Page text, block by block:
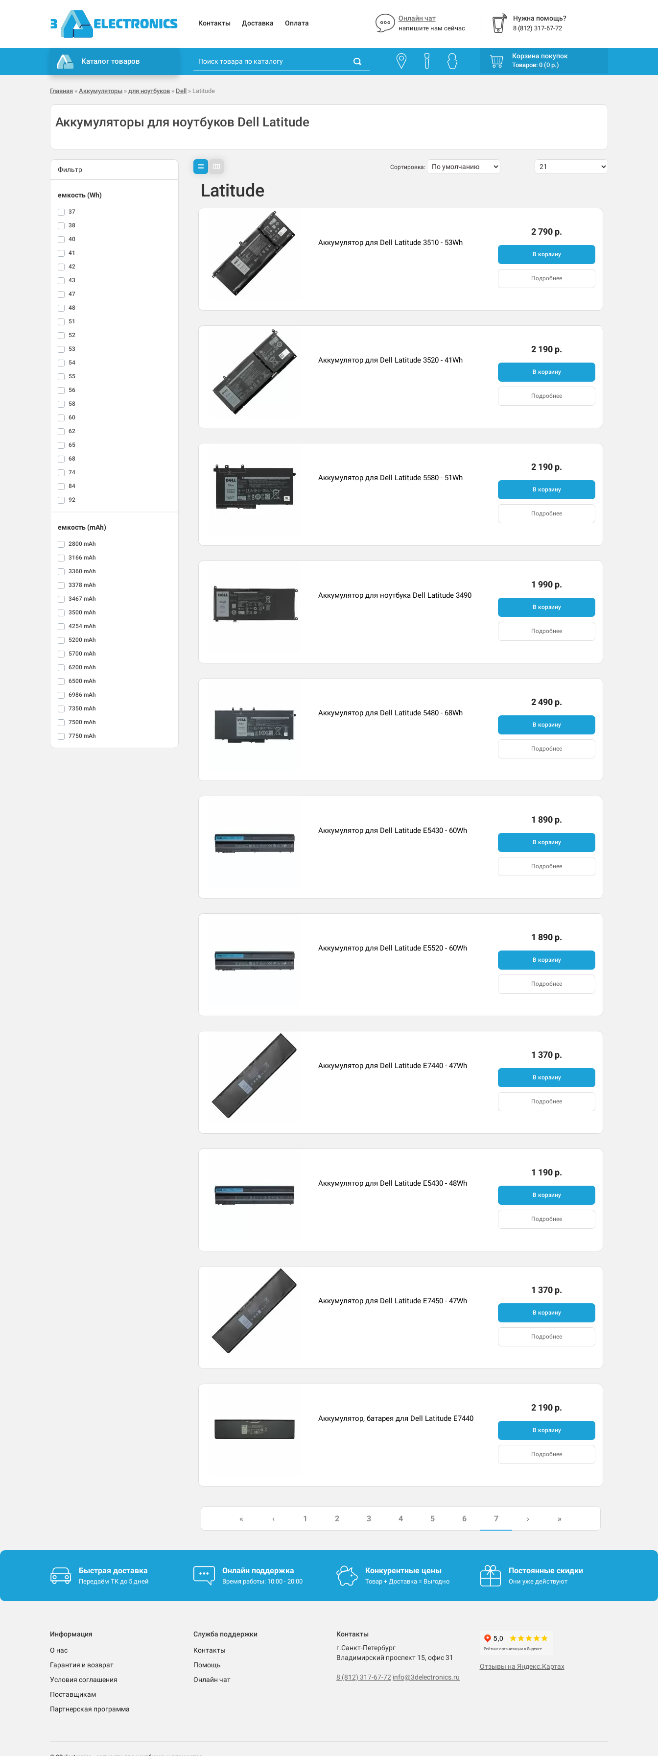
Контакты Доставка Оплата
Онлайн чат
напишите нам сейчас
Нужна помощь?
8 (812) 317-67-72
Каталог товаров
Корзина покупок
Товаров: 0 (0 р.)
Главная » Аккумуляторы » для ноутбуков » Dell » Latitude
Аккумуляторы для ноутбуков Dell Latitude
Фильтр
емкость (Wh)
37
38
40
41
42
43
47
48
51
52
53
54
55
56
58
60
62
65
68
74
84
92
емкость (mAh)
2800 mAh
3166 mAh
3360 mAh
3378 mAh
3467 mAh
3500 mAh
4254 mAh
5200 mAh
5700 mAh
6200 mAh
6500 mAh
6986 mAh
7350 mAh
7500 mAh
7750 mAh
Сортировка:
Latitude
Аккумулятор для Dell Latitude 3510 - 53Wh
2 790 р.
В корзину
Подробнее
Аккумулятор для Dell Latitude 3520 - 41Wh
2 190 р.
В корзину
Подробнее
Аккумулятор для Dell Latitude 5580 - 51Wh
2 190 р.
В корзину
Подробнее
Аккумулятор для ноутбука Dell Latitude 3490
1 990 р.
В корзину
Подробнее
Аккумулятор для Dell Latitude 5480 - 68Wh
2 490 р.
В корзину
Подробнее
Аккумулятор для Dell Latitude E5430 - 60Wh
1 890 р.
В корзину
Подробнее
Аккумулятор для Dell Latitude E5520 - 60Wh
1 890 р.
В корзину
Подробнее
Аккумулятор для Dell Latitude E7440 - 47Wh
1 370 р.
В корзину
Подробнее
Аккумулятор для Dell Latitude E5430 - 48Wh
1 190 р.
В корзину
Подробнее
Аккумулятор для Dell Latitude E7450 - 47Wh
1 370 р.
В корзину
Подробнее
Аккумулятор, батарея для Dell Latitude E7440
2 190 р.
В корзину
Подробнее
« ‹ 1 2 3 4 5 6 7 › »
Быстрая доставка
Передаём ТК до 5 дней
Онлайн поддержка
Время работы: 10:00 - 20:00
Конкурентные цены
Товар + Доставка = Выгодно
Постоянные скидки
Они уже действуют
Информация
О нас
Гарантия и возврат
Условия соглашения
Поставщикам
Партнерская программа
Служба поддержки
Контакты
Помощь
Онлайн чат
Контакты
г.Санкт-Петербург
Владимирский проспект 15, офис 31
8 (812) 317-67-72 info@3delectronics.ru
Отзывы на Яндекс.Картах